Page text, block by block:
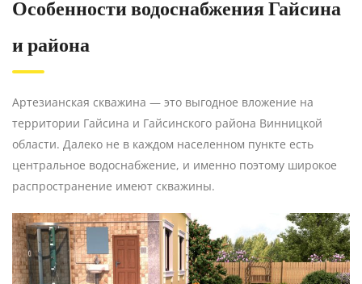
Особенности водоснабжения Гайсина
и района
Артезианская скважина — это выгодное вложение на
территории Гайсина и Гайсинского района Винницкой
области. Далеко не в каждом населенном пункте есть
центральное водоснабжение, и именно поэтому широкое
распространение имеют скважины.